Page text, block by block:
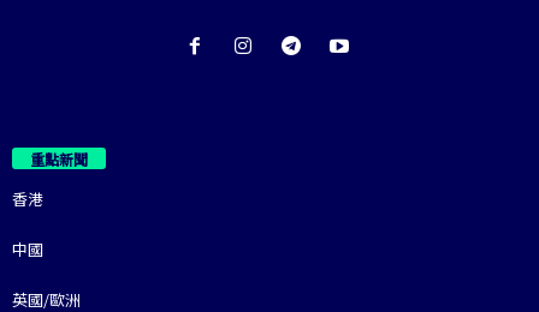
重點新聞
香港
中國
英國/歐洲